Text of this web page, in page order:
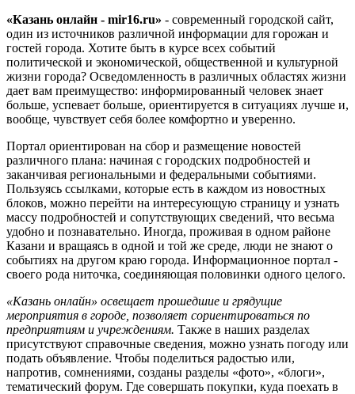
«Казань онлайн - mir16.ru» - современный городской сайт,
один из источников различной информации для горожан и
гостей города. Хотите быть в курсе всех событий
политической и экономической, общественной и культурной
жизни города? Осведомленность в различных областях жизни
дает вам преимущество: информированный человек знает
больше, успевает больше, ориентируется в ситуациях лучше и,
вообще, чувствует себя более комфортно и уверенно.
Портал ориентирован на сбор и размещение новостей
различного плана: начиная с городских подробностей и
заканчивая региональными и федеральными событиями.
Пользуясь ссылками, которые есть в каждом из новостных
блоков, можно перейти на интересующую страницу и узнать
массу подробностей и сопутствующих сведений, что весьма
удобно и познавательно. Иногда, проживая в одном районе
Казани и вращаясь в одной и той же среде, люди не знают о
событиях на другом краю города. Информационное портал -
своего рода ниточка, соединяющая половинки одного целого.
«Казань онлайн» освещает прошедшие и грядущие
мероприятия в городе, позволяет сориентироваться по
предприятиям и учреждениям. Также в наших разделах
присутствуют справочные сведения, можно узнать погоду или
подать объявление. Чтобы поделиться радостью или,
напротив, сомнениями, созданы разделы «фото», «блоги»,
тематический форум. Где совершать покупки, куда поехать в